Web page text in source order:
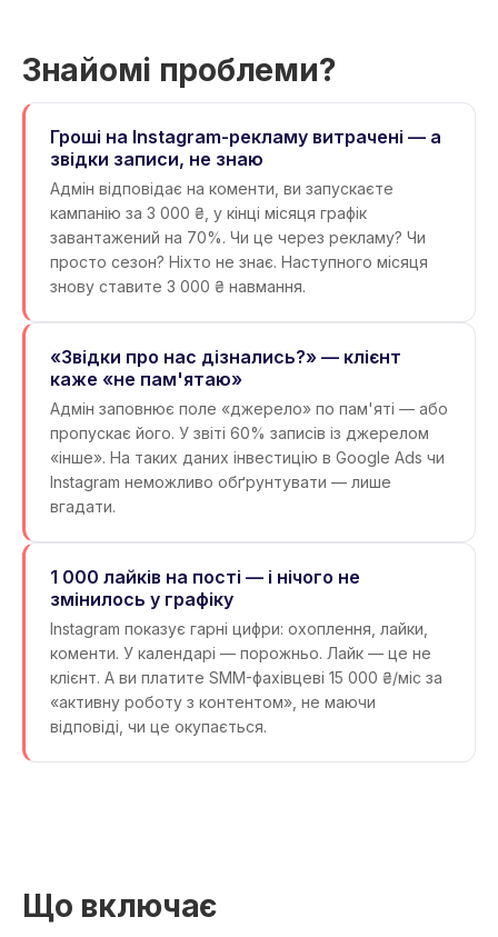
Знайомі проблеми?
Гроші на Instagram-рекламу витрачені — а
звідки записи, не знаю
Адмін відповідає на коменти, ви запускаєте
кампанію за 3 000 ₴, у кінці місяця графік
завантажений на 70%. Чи це через рекламу? Чи
просто сезон? Ніхто не знає. Наступного місяця
знову ставите 3 000 ₴ навмання.
«Звідки про нас дізнались?» — клієнт
каже «не пам'ятаю»
Адмін заповнює поле «джерело» по пам'яті — або
пропускає його. У звіті 60% записів із джерелом
«інше». На таких даних інвестицію в Google Ads чи
Instagram неможливо обґрунтувати — лише
вгадати.
1 000 лайків на пості — і нічого не
змінилось у графіку
Instagram показує гарні цифри: охоплення, лайки,
коменти. У календарі — порожньо. Лайк — це не
клієнт. А ви платите SMM-фахівцеві 15 000 ₴/міс за
«активну роботу з контентом», не маючи
відповіді, чи це окупається.
Що включає